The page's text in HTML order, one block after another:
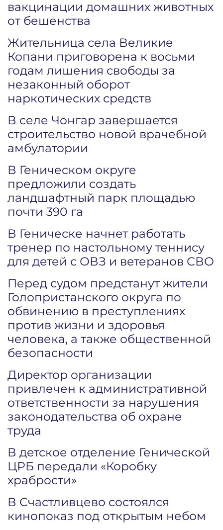
вакцинации домашних животных
от бешенства
Жительница села Великие
Копани приговорена к восьми
годам лишения свободы за
незаконный оборот
наркотических средств
В селе Чонгар завершается
строительство новой врачебной
амбулатории
В Геническом округе
предложили создать
ландшафтный парк площадью
почти 390 га
В Геническе начнет работать
тренер по настольному теннису
для детей с ОВЗ и ветеранов СВО
Перед судом предстанут жители
Голопристанского округа по
обвинению в преступлениях
против жизни и здоровья
человека, а также общественной
безопасности
Директор организации
привлечен к административной
ответственности за нарушения
законодательства об охране
труда
В детское отделение Генической
ЦРБ передали «Коробку
храбрости»
В Счастливцево состоялся
кинопоказ под открытым небом